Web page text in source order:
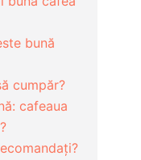
bună
cumpăr?
cafeaua